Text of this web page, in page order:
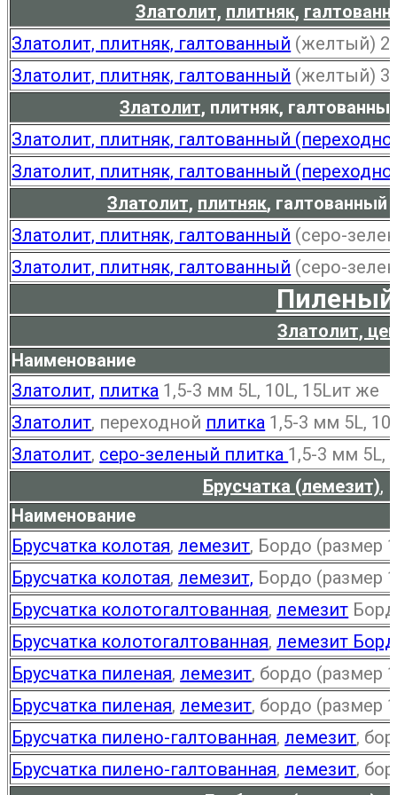
Златолит, плитняк,
Златолит, плитняк, галтованный (желтый)
Златолит, плитняк, галтованный (желтый)
Златолит, плитняк,
Златолит, плитняк, галтованный
Златолит, плитняк, галтованный
Златолит, плитняк, галтованный
Златолит, плитняк, галтованный (серо-
Златолит, плитняк, галтованный (серо-
Златолит,
Наименование
Златолит, плитка 1,5-3 мм 5L, 10L, 15Lит же
Златолит, переходной плитка 1,5-3 мм 5L,
Златолит, серо-зеленый плитка 1,5-3 мм 5L,
Брусчатка (лемезит),
Наименование
Брусчатка колотая,лемезит, Бордо (размер
Брусчатка колотая,лемезит, Бордо (размер
Брусчатка колотогалтованная,лемезит
Брусчатка колотогалтованная,лемезит
Брусчатка пиленая,лемезит, бордо (размер
Брусчатка пиленая,лемезит, бордо (размер
Брусчатка пилено-галтованная,лемезит,
Брусчатка пилено-галтованная,лемезит,